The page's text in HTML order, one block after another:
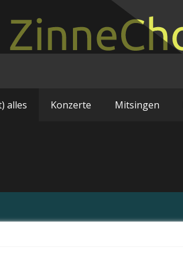
alles Konzerte Mitsingen